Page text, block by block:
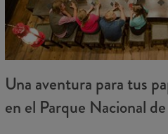
Una aventura para tus
en el Parque Nacional